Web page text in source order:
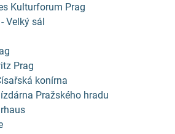
Kulturforum Prag
Velký sál
Prag
konírna
Pražského hradu